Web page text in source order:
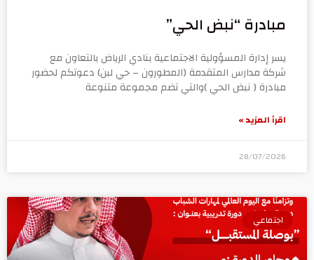
مبادرة “نبض الحي”
يسر إدارة المسؤولية الاجتماعية بنادي الرياض بالتعاون مع
شركة مدارس المتقدمة (المطورون – حي لبن) دعوتكم لحضور
مبادرة ( نبض الحي )والتي تضم مجموعة متنوعة
اقرأ المزيد »
28/07/2026
اجتماعي